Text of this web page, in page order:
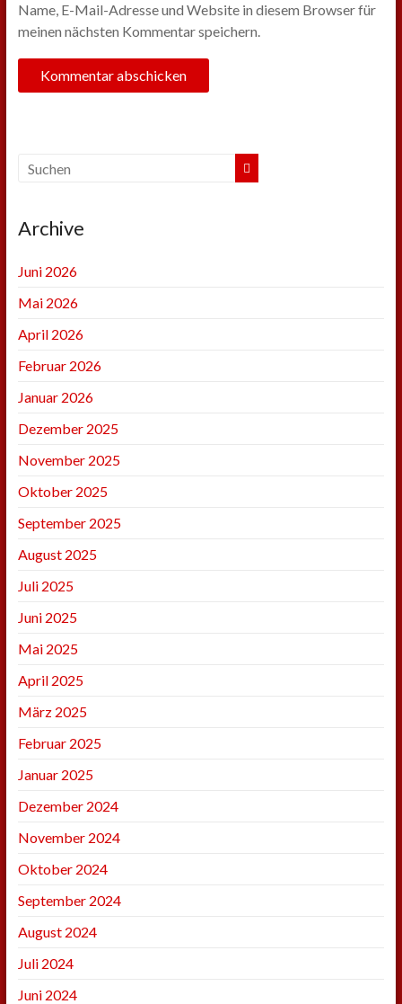
Name, E-Mail-Adresse und Website in diesem Browser für
meinen nächsten Kommentar speichern.
Archive
Juni 2026
Mai 2026
April 2026
Februar 2026
Januar 2026
Dezember 2025
November 2025
Oktober 2025
September 2025
August 2025
Juli 2025
Juni 2025
Mai 2025
April 2025
März 2025
Februar 2025
Januar 2025
Dezember 2024
November 2024
Oktober 2024
September 2024
August 2024
Juli 2024
Juni 2024